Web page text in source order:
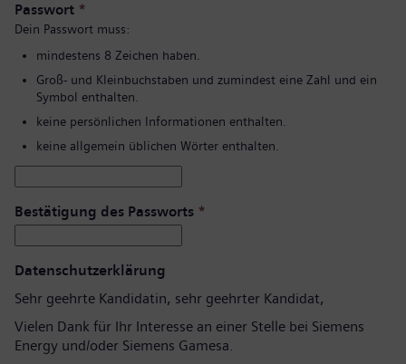
Passwort *
Dein Passwort muss:
mindestens 8 Zeichen haben.
Groß- und Kleinbuchstaben und zumindest eine Zahl und ein
Symbol enthalten.
keine persönlichen Informationen enthalten.
keine allgemein üblichen Wörter enthalten.
Bestätigung des Passworts *
Datenschutzerklärung
Sehr geehrte Kandidatin, sehr geehrter Kandidat,
Vielen Dank für Ihr Interesse an einer Stelle bei Siemens
Energy und/oder Siemens Gamesa.